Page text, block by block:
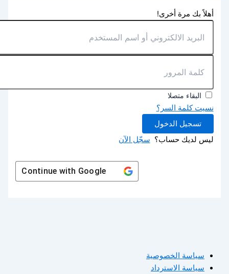
أهلاً بك مرة أخرى!
البقاء متصلا
نسيت كلمة السر؟
تسجيل الدخول
ليس لديك حساب؟ سجّل الآن
Continue withGoogle
سياسة الخصوصية
سياسة الاسترداد